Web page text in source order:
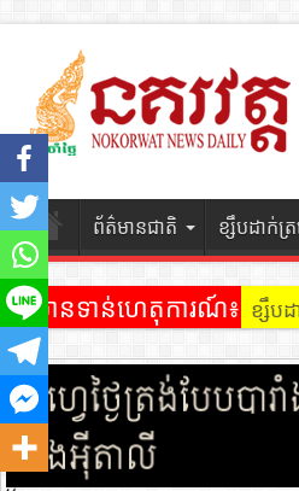
ព័ត៌មានជាតិ ខ្សឹបដាក់ត្
ព័ត៌មានទាន់ហេតុការណ៍៖ ខ្សឹប